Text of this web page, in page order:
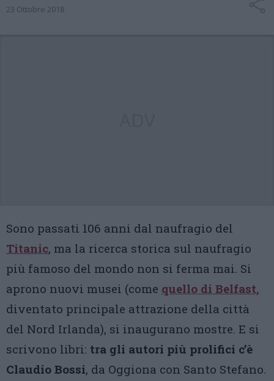
23 Ottobre 2018
Sono passati 106 anni dal naufragio del
Titanic, ma la ricerca storica sul naufragio
più famoso del mondo non si ferma mai. Si
aprono nuovi musei (come quello di Belfast,
diventato principale attrazione della città
del Nord Irlanda), si inaugurano mostre. E si
scrivono libri: tra gli autori più prolifici c’è
Claudio Bossi, da Oggiona con Santo Stefano.